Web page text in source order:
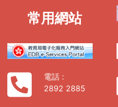
常用網站
電話 :
2892 2885